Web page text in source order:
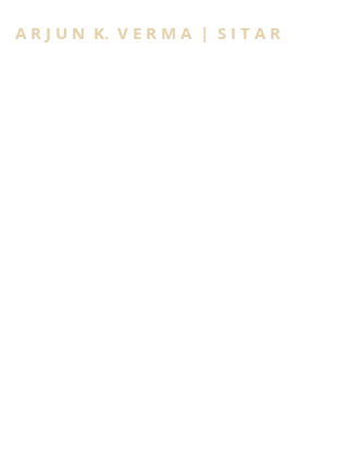
A R J U N K. V E R M A | S I T A R